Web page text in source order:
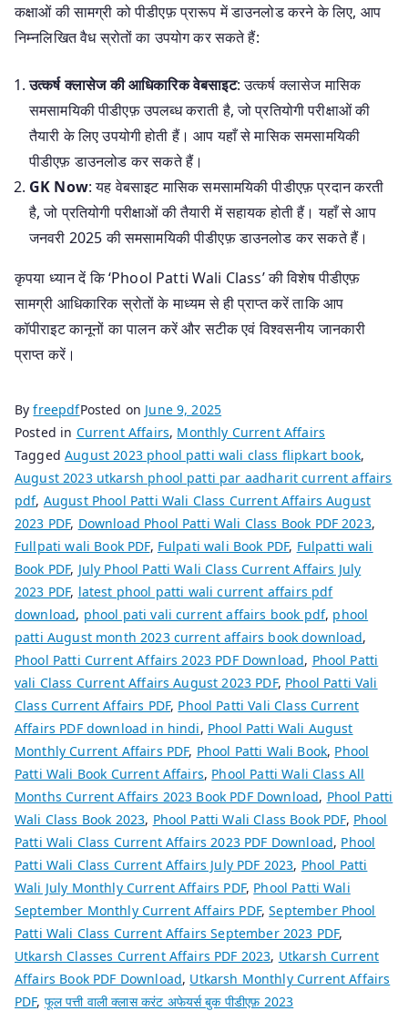
कक्षाओं की सामग्री को पीडीएफ़ प्रारूप में डाउनलोड करने के लिए, आप
निम्नलिखित वैध स्रोतों का उपयोग कर सकते हैं:
उत्कर्ष क्लासेज की आधिकारिक वेबसाइट: उत्कर्ष क्लासेज मासिक
समसामयिकी पीडीएफ़ उपलब्ध कराती है, जो प्रतियोगी परीक्षाओं की
तैयारी के लिए उपयोगी होती हैं। आप यहाँ से मासिक समसामयिकी
पीडीएफ़ डाउनलोड कर सकते हैं।
GK Now: यह वेबसाइट मासिक समसामयिकी पीडीएफ़ प्रदान करती
है, जो प्रतियोगी परीक्षाओं की तैयारी में सहायक होती हैं। यहाँ से आप
जनवरी 2025 की समसामयिकी पीडीएफ़ डाउनलोड कर सकते हैं।
कृपया ध्यान दें कि ‘Phool Patti Wali Class’ की विशेष पीडीएफ़
सामग्री आधिकारिक स्रोतों के माध्यम से ही प्राप्त करें ताकि आप
कॉपीराइट कानूनों का पालन करें और सटीक एवं विश्वसनीय जानकारी
प्राप्त करें।
ByfreepdfPosted on June 9, 2025
Posted in Current Affairs, Monthly Current Affairs
TaggedAugust 2023 phool patti wali class flipkart book,
August 2023 utkarsh phool patti par aadharit current affairs
pdf, August Phool Patti Wali Class Current Affairs August
2023 PDF, Download Phool Patti Wali Class Book PDF 2023,
Fullpati wali Book PDF, Fulpati wali Book PDF, Fulpatti wali
Book PDF, July Phool Patti Wali Class Current Affairs July
2023 PDF, latest phool patti wali current affairs pdf
download, phool pati vali current affairs book pdf, phool
patti August month 2023 current affairs book download,
Phool Patti Current Affairs 2023 PDF Download, Phool Patti
vali Class Current Affairs August 2023 PDF, Phool Patti Vali
Class Current Affairs PDF, Phool Patti Vali Class Current
Affairs PDF download in hindi, Phool Patti Wali August
Monthly Current Affairs PDF, Phool Patti Wali Book, Phool
Patti Wali Book Current Affairs, Phool Patti Wali Class All
Months Current Affairs 2023 Book PDF Download, Phool Patti
Wali Class Book 2023, Phool Patti Wali Class Book PDF, Phool
Patti Wali Class Current Affairs 2023 PDF Download, Phool
Patti Wali Class Current Affairs July PDF 2023, Phool Patti
Wali July Monthly Current Affairs PDF, Phool Patti Wali
September Monthly Current Affairs PDF,September Phool
Patti Wali Class Current Affairs September 2023 PDF,
Utkarsh Classes Current Affairs PDF 2023, Utkarsh Current
Affairs Book PDF Download, Utkarsh Monthly Current Affairs
PDF, फूल पत्ती वाली क्लास करंट अफेयर्स बुक पीडीएफ़ 2023